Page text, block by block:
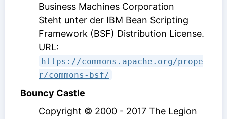
Business Machines Corporation
Steht unter der IBM Bean Scripting
Framework (BSF) Distribution License.
URL:
https://commons.apache.org/prope
r/commons-bsf/
Bouncy Castle
Copyright © 2000 - 2017 The Legion